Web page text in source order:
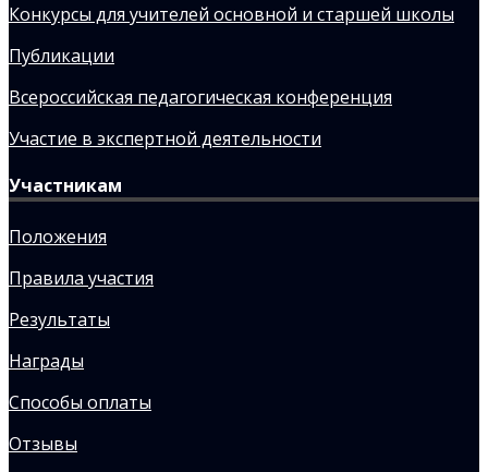
Конкурсы для учителей основной и старшей школы
Публикации
Всероссийская педагогическая конференция
Участие в экспертной деятельности
Участникам
Положения
Правила участия
Результаты
Награды
Способы оплаты
Отзывы